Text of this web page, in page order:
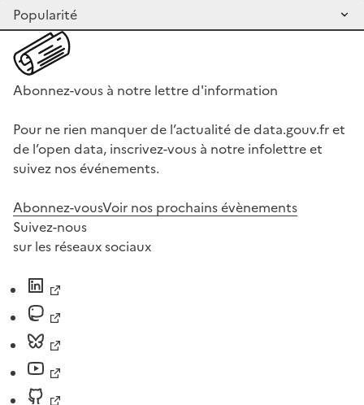
Abonnez-vous à notre lettre d'information
Pour ne rien manquer de l’actualité de data.gouv.fr et
de l’open data, inscrivez-vous à notre infolettre et
suivez nos événements.
Abonnez-vousVoir nos prochains évènements
Suivez-nous
sur les réseaux sociaux